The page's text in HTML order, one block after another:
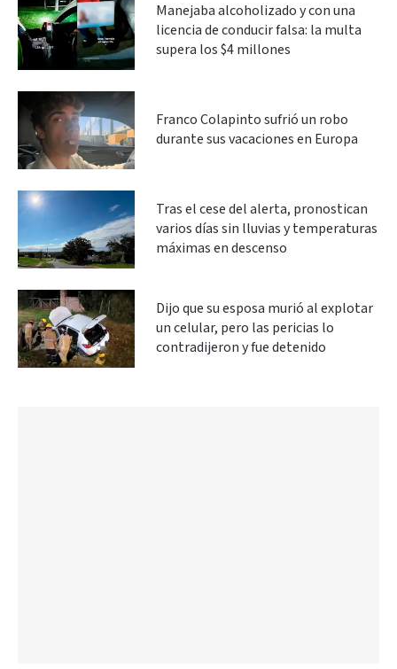
Manejaba alcoholizado y con una
licencia de conducir falsa: la multa
supera los $4 millones
Franco Colapinto sufrió un robo
durante sus vacaciones en Europa
Tras el cese del alerta, pronostican
varios días sin lluvias y temperaturas
máximas en descenso
Dijo que su esposa murió al explotar
un celular, pero las pericias lo
contradijeron y fue detenido